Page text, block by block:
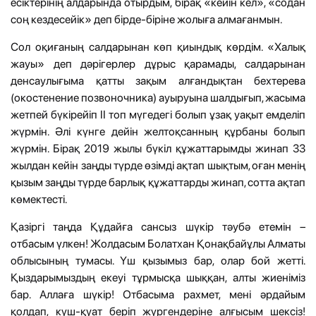
есіктерінің алдарында отырдым, бірақ «кейін кел», «содан
соң кездесейік» деп бірде-біріне жолыға алмағанмын.
Сол оқиғаның салдарынан көп қиындық көрдім. «Халық
жауы» деп дәрігерлер дұрыс қарамады, салдарынан
денсаулығыма қатты зақым алғандықтан бехтерева
(окостенение позвоночника) ауыруына шалдығып, жасыма
жетпей бүкірейіп II топ мүгедегі болып ұзақ уақыт емделіп
жүрмін. Әлі күнге дейін желтоқсанның құрбаны болып
жүрмін. Бірақ 2019 жылы бүкіл құжаттарымды жинап 33
жылдан кейін заңды түрде өзімді ақтап шықтым, оған менің
қызым заңды түрде барлық құжаттарды жинап, сотта ақтап
көмектесті.
Қазіргі таңда Құдайға сансыз шүкір тәубә етемін –
отбасым үлкен! Жолдасым Болатхан Қонақбайұлы Алматы
облысының тумасы. Үш қызымыз бар, олар бой жетті.
Қыздарымыздың екеуі тұрмысқа шыққан, алты жиеніміз
бар. Аллаға шүкір! Отбасыма рахмет, мені әрдайым
қолдап, күш-қуат беріп жүргендеріне алғысым шексіз!